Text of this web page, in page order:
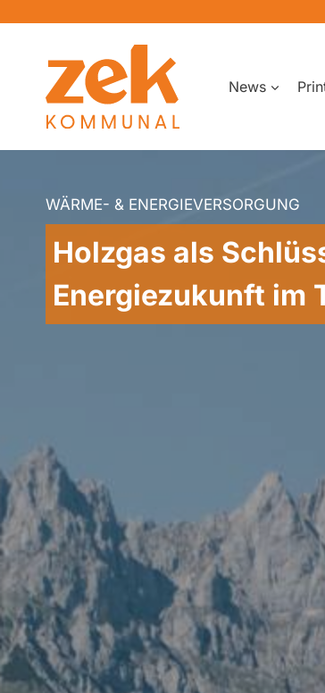
springen
News
WÄRME- & ENERGIEVERSORGUNG
Holzgas als
Energiezukunft im